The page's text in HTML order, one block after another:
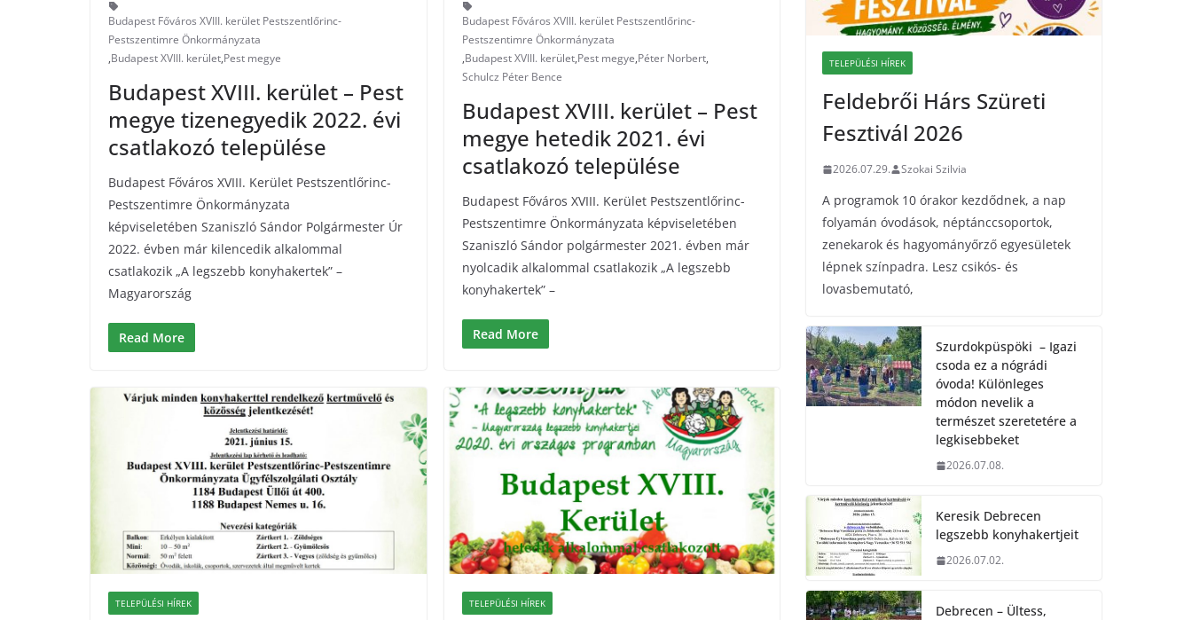
Budapest Főváros XVIII. kerület Pestszentlőrinc-
Pestszentimre Önkormányzata
,Budapest XVIII. kerület,Pest megye
Budapest XVIII. kerület – Pest
megye tizenegyedik 2022. évi
csatlakozó települése
Budapest Főváros XVIII. Kerület Pestszentlőrinc-
Pestszentimre Önkormányzata
képviseletében Szaniszló Sándor Polgármester Úr
2022. évben már kilencedik alkalommal
csatlakozik „A legszebb konyhakertek” –
Magyarország
Read More
Budapest Főváros XVIII. kerület Pestszentlőrinc-
Pestszentimre Önkormányzata
,Budapest XVIII. kerület,Pest megye,Péter Norbert,
Schulcz Péter Bence
Budapest XVIII. kerület – Pest
megye hetedik 2021. évi
csatlakozó települése
Budapest Főváros XVIII. Kerület Pestszentlőrinc-
Pestszentimre Önkormányzata képviseletében
Szaniszló Sándor polgármester 2021. évben már
nyolcadik alkalommal csatlakozik „A legszebb
konyhakertek” –
Read More
TELEPÜLÉSI HÍREK TELEPÜLÉSI HÍREK
TELEPÜLÉSI HÍREK
Feldebrői Hárs Szüreti
Fesztivál 2026
2026.07.29. Szokai Szilvia
A programok 10 órakor kezdődnek, a nap
folyamán óvodások, néptánccsoportok,
zenekarok és hagyományőrző egyesületek
lépnek színpadra. Lesz csikós- és
lovasbemutató,
Szurdokpüspöki – Igazi
csoda ez a nógrádi
óvoda! Különleges
módon nevelik a
természet szeretetére a
legkisebbeket
2026.07.08.
Keresik Debrecen
legszebb konyhakertjeit
2026.07.02.
Debrecen – Ültess,